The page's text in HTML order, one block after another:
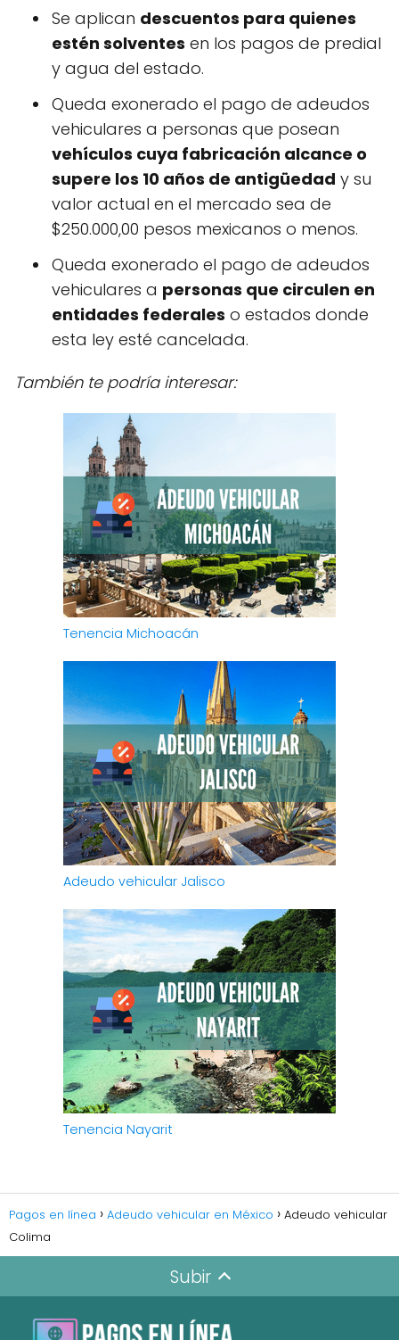
Se aplican descuentos para quienes
estén solventes en los pagos de predial
y agua del estado.
Queda exonerado el pago de adeudos
vehiculares a personas que posean
vehículos cuya fabricación alcance o
supere los 10 años de antigüedad y su
valor actual en el mercado sea de
$250.000,00 pesos mexicanos o menos.
Queda exonerado el pago de adeudos
vehiculares a personas que circulen en
entidades federales o estados donde
esta ley esté cancelada.
También te podría interesar:
Tenencia Michoacán
Adeudo vehicular Jalisco
Tenencia Nayarit
Pagos en línea Adeudo vehicular en México
Adeudo vehicular
Colima
Subir